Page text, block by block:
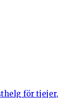
för tjejer,